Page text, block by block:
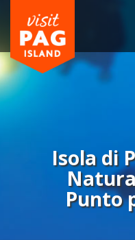
Isola di
Punto